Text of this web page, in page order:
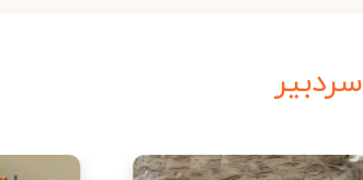
سردبیر